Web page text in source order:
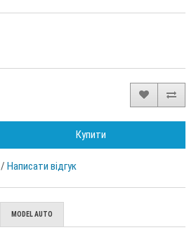
Купити
/ Написати відгук
MODEL AUTO